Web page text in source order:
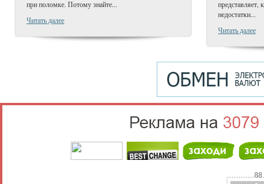
при поломке. Потому знайте...
Читать далее
представляет,
недостатки...
Читать далее